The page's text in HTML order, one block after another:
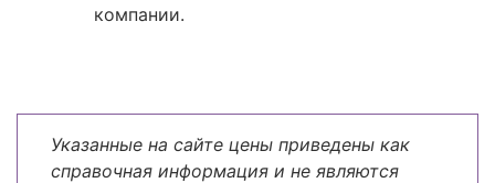
компании.
Указанные на сайте цены приведены как
справочная информация и не являются